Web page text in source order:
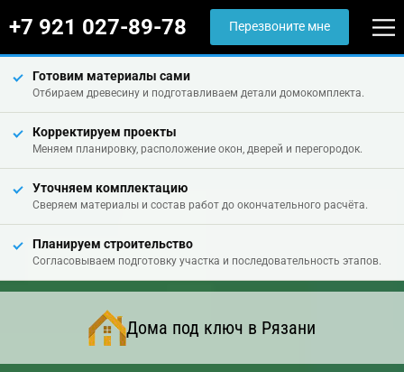
+7 921 027-89-78 Перезвоните мне
Готовим материалы сами
Отбираем древесину и подготавливаем детали домокомплекта.
Корректируем проекты
Меняем планировку, расположение окон, дверей и перегородок.
Уточняем комплектацию
Сверяем материалы и состав работ до окончательного расчёта.
Планируем строительство
Согласовываем подготовку участка и последовательность этапов.
Дома под ключ в Рязани